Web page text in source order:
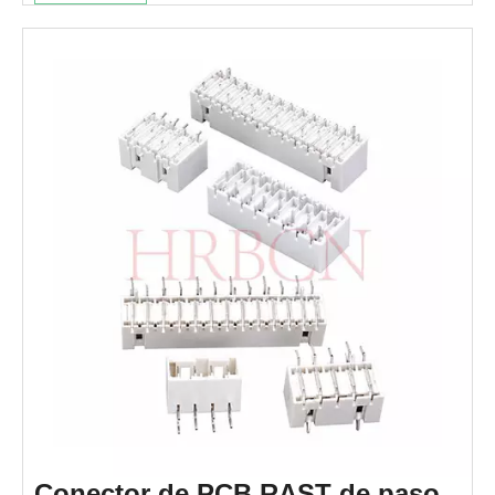
terminales de bronce fosforado estañado, polarización y
aflojamiento bajo vibración. No es necesario engarzar ni
soldar, lo que mejora enormemente la eficiencia del
ensamblaje y reduce el costo de mano de obra. Cumple con
RoHS, REACH, UL, VDE y los estándares de seguridad
globales, y proporciona una solución de interconexión
segura, estable y rentable para control industrial,
electrodomésticos, electrónica automotriz y sistemas de
suministro de energía.